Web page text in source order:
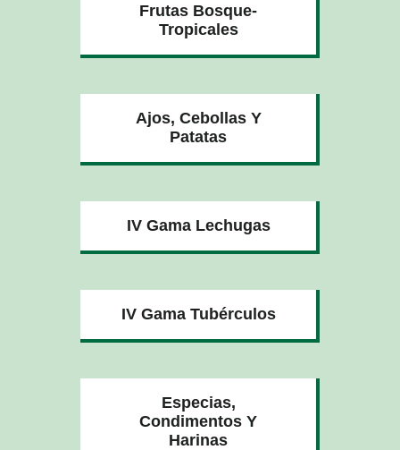
Frutas Bosque-
Tropicales
Ajos, Cebollas Y
Patatas
IV Gama Lechugas
IV Gama Tubérculos
Especias,
Condimentos Y
Harinas